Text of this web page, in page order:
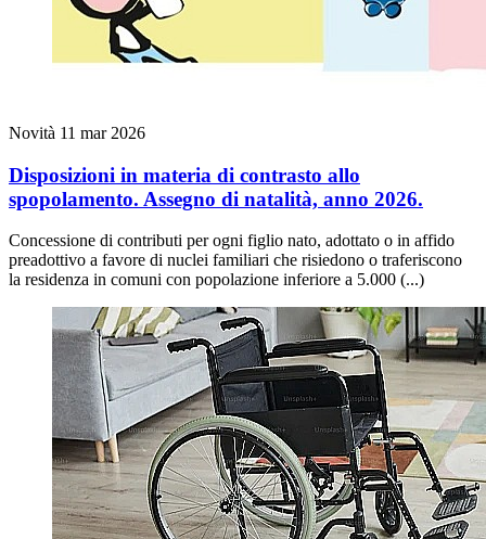
Novità 11 mar 2026
Disposizioni in materia di contrasto allo
spopolamento. Assegno di natalità, anno 2026.
Concessione di contributi per ogni figlio nato, adottato o in affido
preadottivo a favore di nuclei familiari che risiedono o traferiscono
la residenza in comuni con popolazione inferiore a 5.000 (...)